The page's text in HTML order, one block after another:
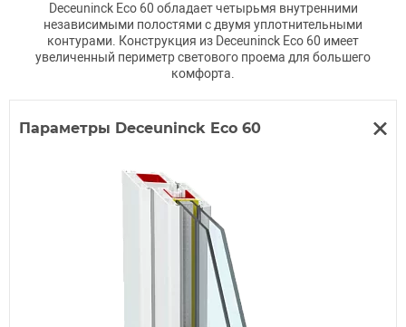
Deceuninck Eco 60 обладает четырьмя внутренними
независимыми полостями с двумя уплотнительными
контурами. Конструкция из Deceuninck Eco 60 имеет
увеличенный периметр светового проема для большего
комфорта.
Параметры Deceuninck Eco 60